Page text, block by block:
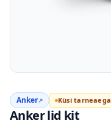
Anker↗ Küsi tarneaega
Anker lid kit